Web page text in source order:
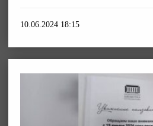
10.06.2024 18:15